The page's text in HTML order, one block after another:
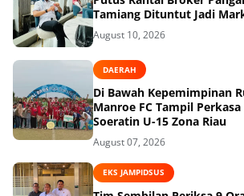
Tamiang Dituntut Jadi
August 10, 2026
DAERAH
Di Bawah Kepemimpinan
Manroe FC Tampil
Soeratin U-15 Zona Riau
August 07, 2026
EKS JAMPIDSUS